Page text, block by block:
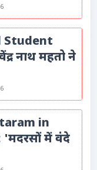
6
Student
नाथ महतो ने
6
in
में वंदे